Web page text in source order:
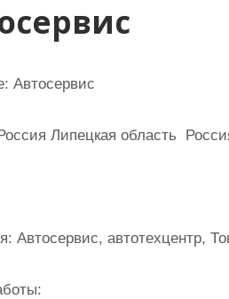
Автосервис
Липецкая область
Автосервис, автотехцентр,